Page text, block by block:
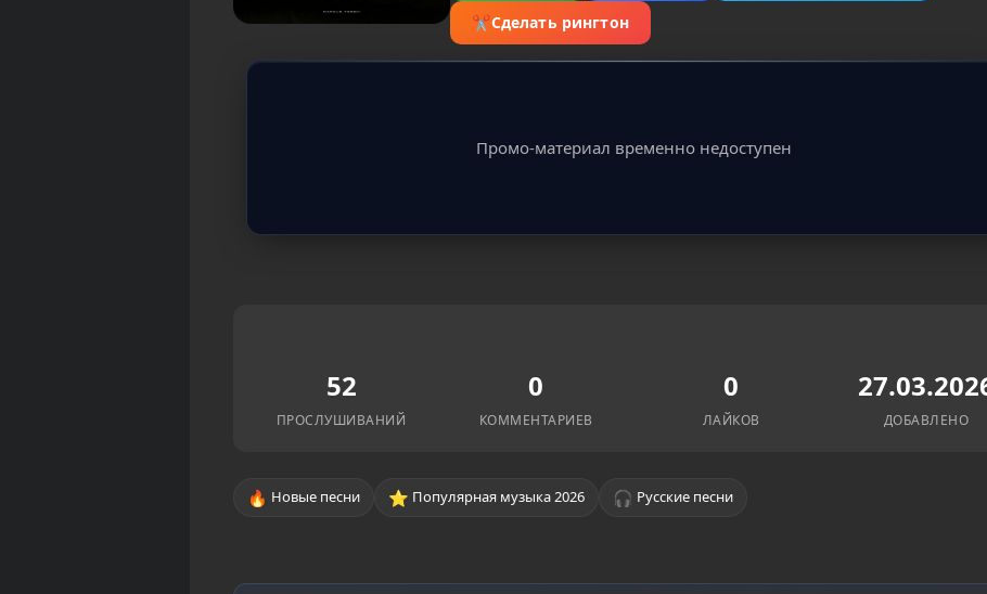
✂Сделать рингтон
Промо-материал временно недоступен
52
ПРОСЛУШИВАНИЙ
0
КОММЕНТАРИЕВ
0
ЛАЙКОВ ДОБАВЛЕНО
🔥 Новые песни ⭐ Популярная музыка 2026 🎧 Русские песни